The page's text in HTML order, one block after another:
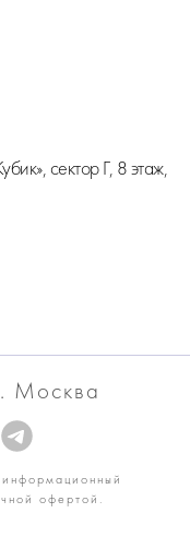
сектор Г, 8 этаж,
Москва
офертой.